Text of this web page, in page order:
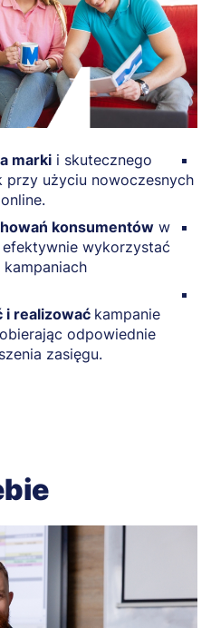
marki i skutecznego
przy użyciu nowoczesnych
konsumentów w
wykorzystać
kampaniach
i realizować kampanie
odpowiednie
zasięgu.